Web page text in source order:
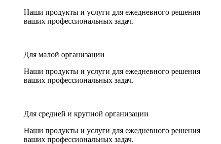
Наши продукты и услуги для ежедневного решения
ваших профессиональных задач.
Для малой организации
Наши продукты и услуги для ежедневного решения
ваших профессиональных задач.
Для средней и крупной организации
Наши продукты и услуги для ежедневного решения
ваших профессиональных задач.